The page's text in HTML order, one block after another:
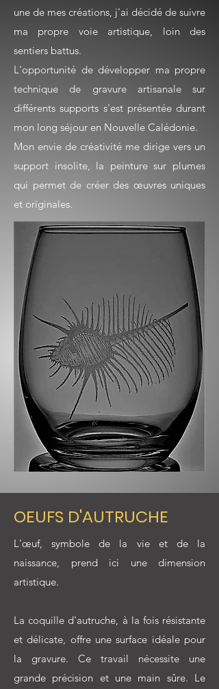
une de mes créations, j'ai décidé de suivre
ma propre voie artistique, loin des
sentiers battus.
L'opportunité de développer ma propre
technique de gravure artisanale sur
différents supports s'est présentée durant
mon long séjour en Nouvelle Calédonie.
Mon envie de créativité me dirige vers un
support insolite, la peinture sur plumes
qui permet de créer des œuvres uniques
et originales.
OEUFS D'AUTRUCHE
L'œuf, symbole de la vie et de la
naissance, prend ici une dimension
artistique.
La coquille d'autruche, à la fois résistante
et délicate, offre une surface idéale pour
la gravure. Ce travail nécessite une
grande précision et une main sûre. Le